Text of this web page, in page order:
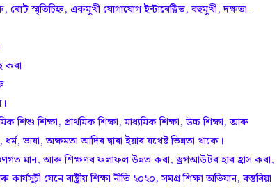
ৰোট স্মৃতিচিহ্ন, একমুখী যোগাযোগ ইন্টাৰেক্টিভ, বহুমুখী, দক্ষতা-
কৰা
শিশু শিক্ষা, প্ৰাথমিক শিক্ষা, মাধ্যমিক শিক্ষা, উচ্চ শিক্ষা, আৰু
ভাষা, অক্ষমতা আদিৰ দ্বাৰা ইয়াৰ যথেষ্ট ভিন্নতা থাকে।
গুণগত মান, আৰু শিক্ষণৰ ফলাফল উন্নত কৰা, ড্ৰপআউটৰ হাৰ হ্ৰাস কৰা,
যেনে ৰাষ্ট্ৰীয় শিক্ষা নীতি ২০২০, সমগ্ৰ শিক্ষা অভিযান, ৰস্তৰিয়া